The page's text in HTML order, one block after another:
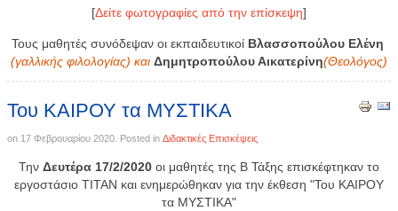
[Δείτε φωτογραφίες από την επίσκεψη]
Τους μαθητές συνόδεψαν οι εκπαιδευτικοί Βλασσοπούλου Ελένη
(γαλλικής φιλολογίας) και Δημητροπούλου Αικατερίνη(Θεολόγος)
Του ΚΑΙΡΟΥ τα ΜΥΣΤΙΚΑ
on 17 Φεβρουαρίου 2020. Posted in Διδακτικές Επισκέψεις
Την Δευτέρα 17/2/2020 οι μαθητές της Β Τάξης επισκέφτηκαν το
εργοστάσιο ΤΙΤΑΝ και ενημερώθηκαν για την έκθεση "Του ΚΑΙΡΟΥ
τα ΜΥΣΤΙΚΑ"